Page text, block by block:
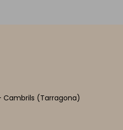
Cambrils (Tarragona)